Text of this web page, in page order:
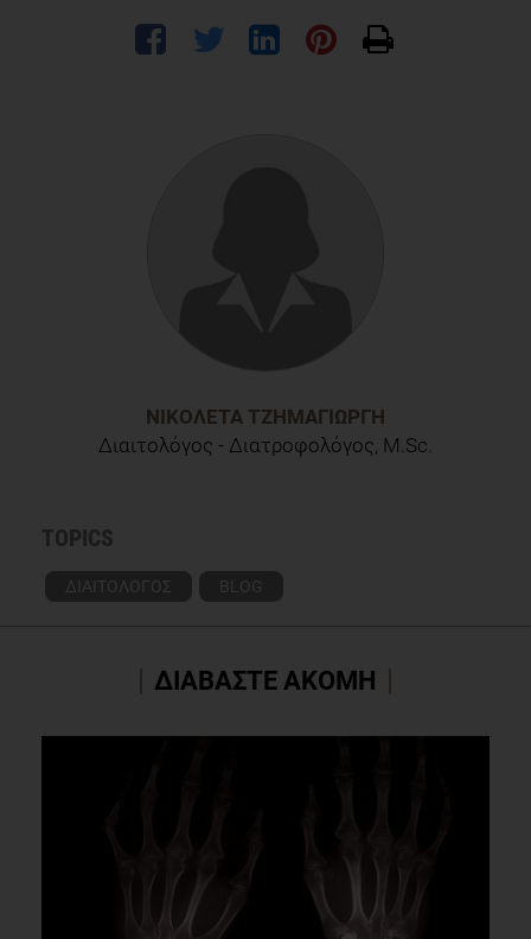
ΝΙΚΟΛΈΤΑ ΤΖΗΜΑΓΙΏΡΓΗ
Διαιτολόγος - Διατροφολόγος, M.Sc.
TOPICS
ΔΙΑΙΤΟΛΟΓΟΣ BLOG
ΔΙΑΒΑΣΤΕ ΑΚΟΜΗ